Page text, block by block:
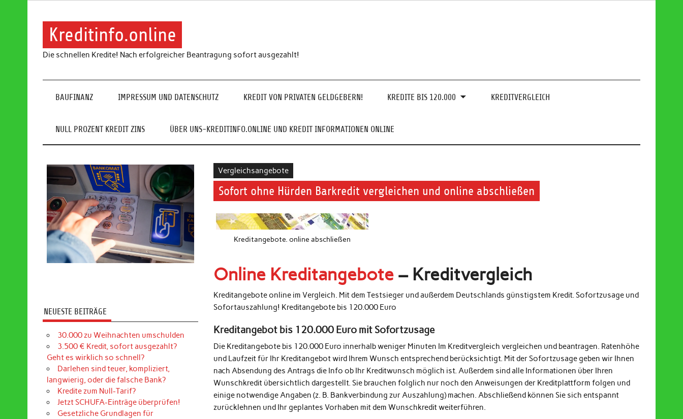
Kreditinfo.online
Die schnellen Kredite! Nach erfolgreicher Beantragung sofort ausgezahlt!
BAUFINANZ IMPRESSUM UND DATENSCHUTZ KREDIT VON PRIVATEN GELDGEBERN! KREDITE BIS 120.000 KREDITVERGLEICH
NULL PROZENT KREDIT ZINS ÜBER UNS-KREDITINFO.ONLINE UND KREDIT INFORMATIONEN ONLINE
Vergleichsangebote
Sofort ohne Hürden Barkredit vergleichen und online abschließen
Kreditangebote. online abschließen
Online Kreditangebote – Kreditvergleich
Kreditangebote online im Vergleich. Mit dem Testsieger und außerdem Deutschlands günstigstem Kredit. Sofortzusage und
Sofortauszahlung! Kreditangebote bis 120.000 Euro
Kreditangebot bis 120.000 Euro mit Sofortzusage
Die Kreditangebote bis 120.000 Euro innerhalb weniger Minuten Im Kreditvergleich vergleichen und beantragen. Ratenhöhe
und Laufzeit für Ihr Kreditangebot wird Ihrem Wunsch entsprechend berücksichtigt. Mit der Sofortzusage geben wir Ihnen
nach Absendung des Antrags die Info ob Ihr Kreditwunsch möglich ist. Außerdem sind alle Informationen über Ihren
Wunschkredit übersichtlich dargestellt. Sie brauchen folglich nur noch den Anweisungen der Kreditplattform folgen und
einige notwendige Angaben (z. B. Bankverbindung zur Auszahlung) machen. Abschließend können Sie sich entspannt
zurücklehnen und Ihr geplantes Vorhaben mit dem Wunschkredit weiterführen.
NEUESTE BEITRÄGE
30.000 zu Weihnachten umschulden
3.500 € Kredit, sofort ausgezahlt?
Geht es wirklich so schnell?
Darlehen sind teuer, kompliziert,
langwierig, oder die falsche Bank?
Kredite zum Null-Tarif?
Jetzt SCHUFA-Einträge überprüfen!
Gesetzliche Grundlagen für